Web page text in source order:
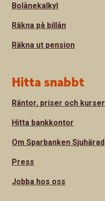
Bolånekalkyl
Räkna på billån
Räkna ut pension
Hitta snabbt
Räntor, priser och kurser
Hitta bankkontor
Om Sparbanken Sjuhärad
Press
Jobba hos oss